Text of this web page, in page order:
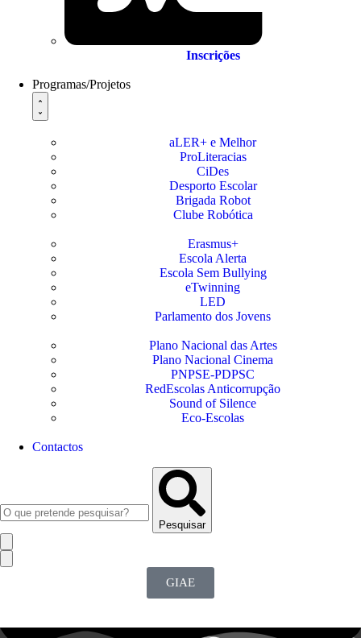
Inscrições
Programas/Projetos
aLER+ e Melhor
ProLiteracias
CiDes
Desporto Escolar
Brigada Robot
Clube Robótica
Erasmus+
Escola Alerta
Escola Sem Bullying
eTwinning
LED
Parlamento dos Jovens
Plano Nacional das Artes
Plano Nacional Cinema
PNPSE-PDPSC
RedEscolas Anticorrupção
Sound of Silence
Eco-Escolas
Contactos
Pesquisar
GIAE